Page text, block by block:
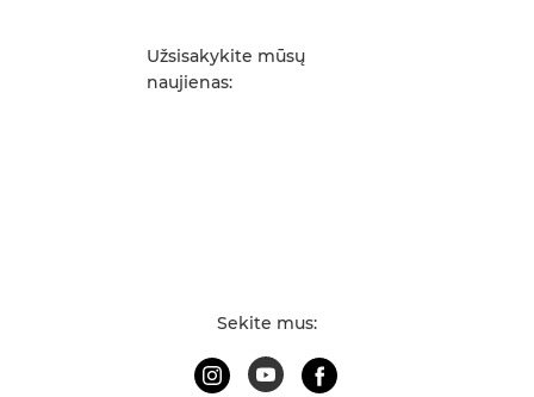
Sekite mus:
Užsisakykite mūsų
naujienas: